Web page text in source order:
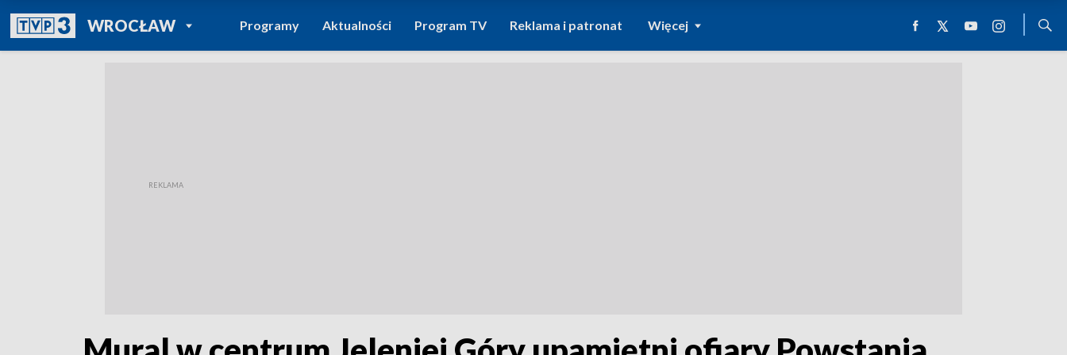
WROCŁAWPOWRÓT DO
TVP REGIONY
Programy Aktualności Program TV Reklama i patronat Więcej